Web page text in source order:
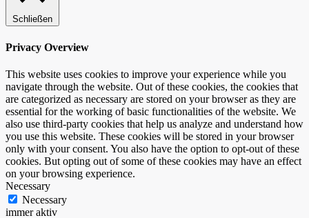
Schließen
Privacy Overview
This website uses cookies to improve your experience while you
navigate through the website. Out of these cookies, the cookies that
are categorized as necessary are stored on your browser as they are
essential for the working of basic functionalities of the website. We
also use third-party cookies that help us analyze and understand how
you use this website. These cookies will be stored in your browser
only with your consent. You also have the option to opt-out of these
cookies. But opting out of some of these cookies may have an effect
on your browsing experience.
Necessary
Necessary
immer aktiv